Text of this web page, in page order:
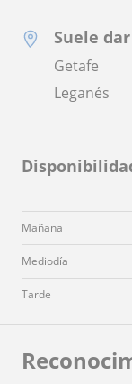
Suele
Getafe
Leganés
Mañana
Mediodía
Tarde